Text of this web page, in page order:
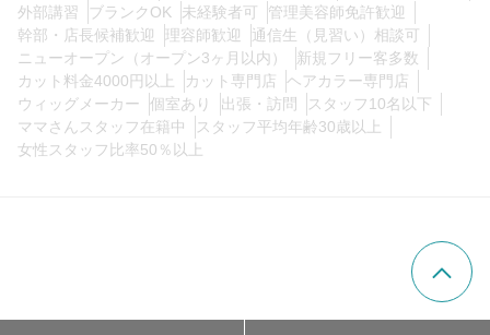
外部講習
ブランクOK 未経験者可
管理美容師免許歓迎
幹部・店長候補歓迎
理容師歓迎
通信生（見習い）相談可
ニューオープン（オープン3ヶ月以内）
新規フリー客多数
カット料金4000円以上
カット専門店
ヘアカラー専門店
ウィッグメーカー
個室あり 出張・訪問
スタッフ10名以下
ママさんスタッフ在籍中
スタッフ平均年齢30歳以上
女性スタッフ比率50％以上